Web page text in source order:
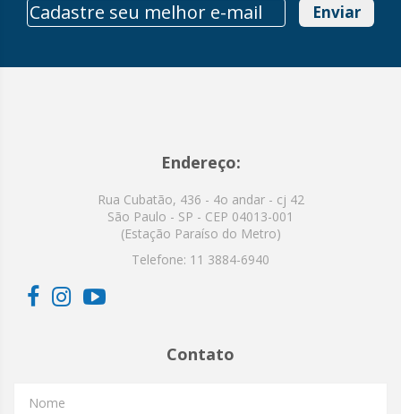
Enviar
Endereço:
Rua Cubatão, 436 - 4o andar - cj 42
São Paulo - SP - CEP 04013-001
(Estação Paraíso do Metro)
Telefone: 11 3884-6940
Contato
Nome